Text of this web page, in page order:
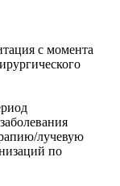
с момента
лучевую
по